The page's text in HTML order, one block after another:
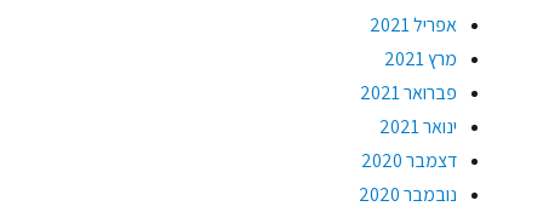
אפריל 2021
מרץ 2021
פברואר 2021
ינואר 2021
דצמבר 2020
נובמבר 2020